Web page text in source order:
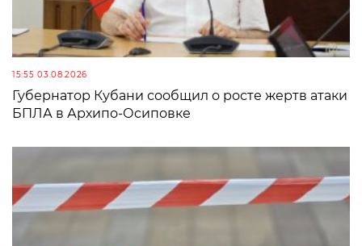
15:55 03.08.2026
Губернатор Кубани сообщил о росте жертв атаки
БПЛА в Архипо-Осиповке